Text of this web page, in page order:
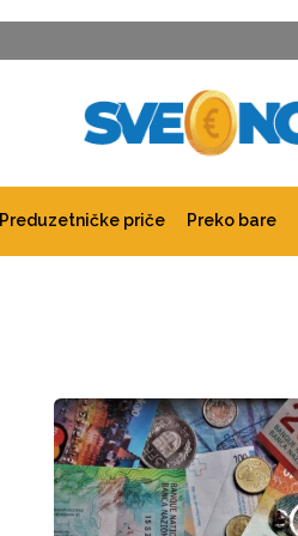
Preduzetničke priče Preko bare